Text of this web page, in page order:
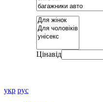
Цінавід
укр рус